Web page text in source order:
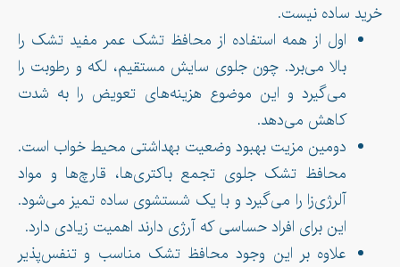
خرید ساده نیست.
اول از همه استفاده از محافظ تشک عمر مفید تشک را
بالا می‌برد. چون جلوی سایش مستقیم، لکه و رطوبت را
می‌گیرد و این موضوع هزینه‌های تعویض را به شدت
کاهش می‌دهد.
دومین مزیت بهبود وضعیت بهداشتی محیط خواب است.
محافظ تشک جلوی تجمع باکتری‌ها، قارچ‌ها و مواد
آلرژی‌زا را می‌گیرد و با یک شستشوی ساده تمیز می‌شود.
این برای افراد حساسی که آرژی دارند اهمیت زیادی دارد.
علاوه بر این وجود محافظ تشک مناسب و تنفس‌پذیر